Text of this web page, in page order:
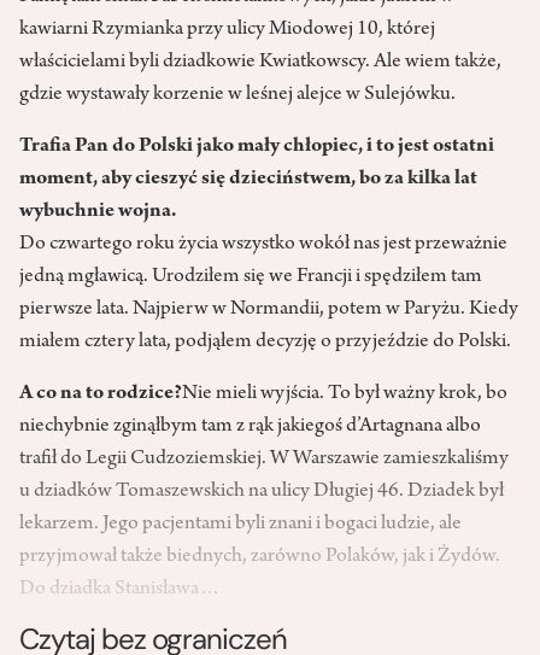
kawiarni Rzymianka przy ulicy Miodowej 10, której
właścicielami byli dziadkowie Kwiatkowscy. Ale wiem także,
gdzie wystawały korzenie w leśnej alejce w Sulejówku.
Trafia Pan do Polski jako mały chłopiec, i to jest ostatni
moment, aby cieszyć się dzieciństwem, bo za kilka lat
wybuchnie wojna.
Do czwartego roku życia wszystko wokół nas jest przeważnie
jedną mgławicą. Urodziłem się we Francji i spędziłem tam
pierwsze lata. Najpierw w Normandii, potem w Paryżu. Kiedy
miałem cztery lata, podjąłem decyzję o przyjeździe do Polski.
A co na to rodzice?Nie mieli wyjścia. To był ważny krok, bo
niechybnie zginąłbym tam z rąk jakiegoś d’Artagnana albo
trafił do Legii Cudzoziemskiej. W Warszawie zamieszkaliśmy
u dziadków Tomaszewskich na ulicy Długiej 46. Dziadek był
lekarzem. Jego pacjentami byli znani i bogaci ludzie, ale
przyjmował także biednych, zarówno Polaków, jak i Żydów.
Do dziadka Stanisława…
Czytaj bez ograniczeń